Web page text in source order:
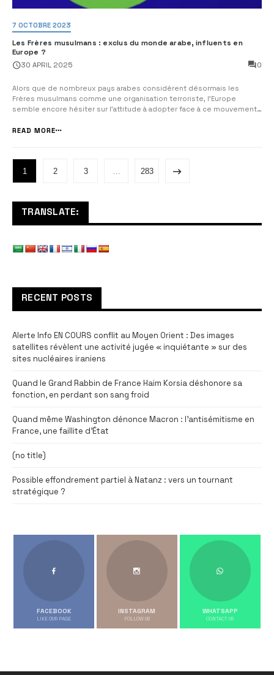
7 OCTOBRE 2023
Les Frères musulmans : exclus du monde arabe, influents en
Europe ?
30 APRIL 2025 0
Alors que de nombreux pays arabes considèrent désormais les
Frères musulmans comme une organisation terroriste, l’Europe
semble encore hésiter sur l’attitude à adopter face à ce mouvement.
confrérie sur sa liste des groupes terroristes, rejoignant ainsi une
READ MORE
1 2 3 283
TRANSLATE:
RECENT POSTS
Alerte Info EN COURS conflit au Moyen Orient : Des images
satellites révèlent une activité jugée « inquiétante » sur des
sites nucléaires iraniens
Quand le Grand Rabbin de France Haim Korsia déshonore sa
fonction, en perdant son sang froid
Quand même Washington dénonce Macron : l’antisémitisme en
France, une faillite d’État
(no title)
Possible effondrement partiel à Natanz : vers un tournant
stratégique ?
FACEBOOK
LIKE OUR PAGE
INSTAGRAM
FOLLOW US
WHATSAPP
CONTACT US